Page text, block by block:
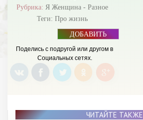
Рубрика: Я Женщина - Разное
Теги: Про жизнь
ДОБАВИТЬ
Поделись с подругой или другом в
Социальных сетях.
ЧИТАЙТЕ ТАКЖЕ